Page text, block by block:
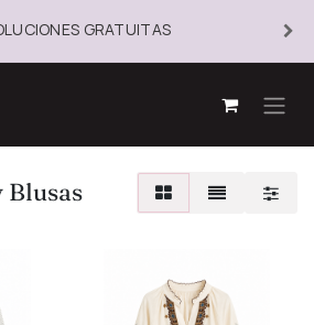
GRATUITAS
Blusas